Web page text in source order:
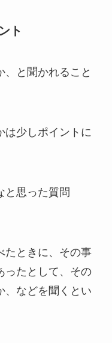
ト
と聞かれること
は少しポイントに
と思った質問
たときに、その事
ったとして、その
、などを聞くとい